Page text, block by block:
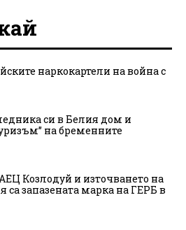
наркокартели на война с
си в Белия дом и
на бременните
Козлодуй и източването на
запазената марка на ГЕРБ в